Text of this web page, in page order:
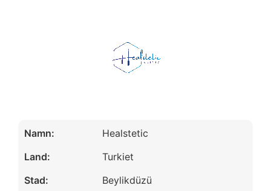
Namn:
Land:
Stad:
Healstetic
Turkiet
Beylikdüzü